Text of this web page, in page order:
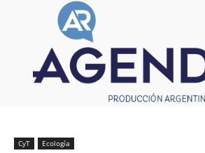
CyT Ecología